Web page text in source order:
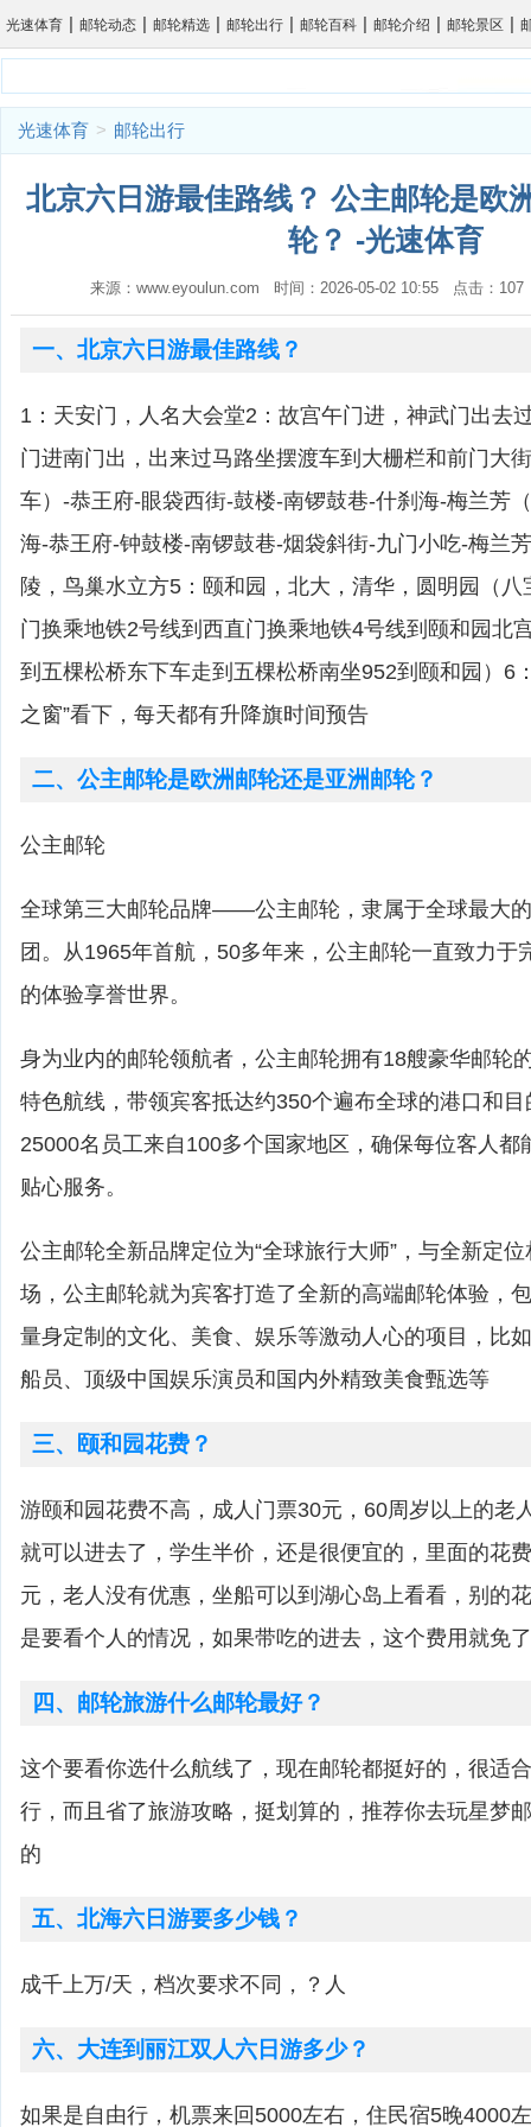
光速体育 | 邮轮动态 | 邮轮精选 | 邮轮出行 | 邮轮百科 | 邮轮介绍 | 邮轮景区 |
光速体育 > 邮轮出行
北京六日游最佳路线？ 公主邮轮是欧
轮？ -光速体育
来源：www.eyoulun.com 时间：2026-05-02 10:55 点击：
一、北京六日游最佳路线？
1：天安门，人名大会堂2：故宫午门进，神武门出去
门进南门出，出来过马路坐摆渡车到大栅栏和前门大
车）-恭王府-眼袋西街-鼓楼-南锣鼓巷-什刹海-梅兰芳
海-恭王府-钟鼓楼-南锣鼓巷-烟袋斜街-九门小吃-梅兰
陵，鸟巢水立方5：颐和园，北大，清华，圆明园（
门换乘地铁2号线到西直门换乘地铁4号线到颐和园北
到五棵松桥东下车走到五棵松桥南坐952到颐和园）6
之窗”看下，每天都有升降旗时间预告
二、公主邮轮是欧洲邮轮还是亚洲邮轮？
公主邮轮
全球第三大邮轮品牌——公主邮轮，隶属于全球最大
团。从1965年首航，50多年来，公主邮轮一直致力于
的体验享誉世界。
身为业内的邮轮领航者，公主邮轮拥有18艘豪华邮轮
特色航线，带领宾客抵达约350个遍布全球的港口和
25000名员工来自100多个国家地区，确保每位客人都
贴心服务。
公主邮轮全新品牌定位为“全球旅行大师”，与全新定
场，公主邮轮就为宾客打造了全新的高端邮轮体验，
量身定制的文化、美食、娱乐等激动人心的项目，比
船员、顶级中国娱乐演员和国内外精致美食甄选等
三、颐和园花费？
游颐和园花费不高，成人门票30元，60周岁以上的老
就可以进去了，学生半价，还是很便宜的，里面的花
元，老人没有优惠，坐船可以到湖心岛上看看，别的
是要看个人的情况，如果带吃的进去，这个费用就免了
四、邮轮旅游什么邮轮最好？
这个要看你选什么航线了，现在邮轮都挺好的，很适
行，而且省了旅游攻略，挺划算的，推荐你去玩星梦
的
五、北海六日游要多少钱？
成千上万/天，档次要求不同，？人
六、大连到丽江双人六日游多少？
如果是自由行，机票来回5000左右，住民宿5晚4000